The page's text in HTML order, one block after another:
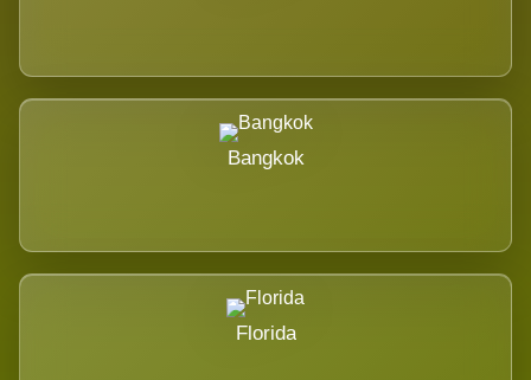
Bangkok
Florida